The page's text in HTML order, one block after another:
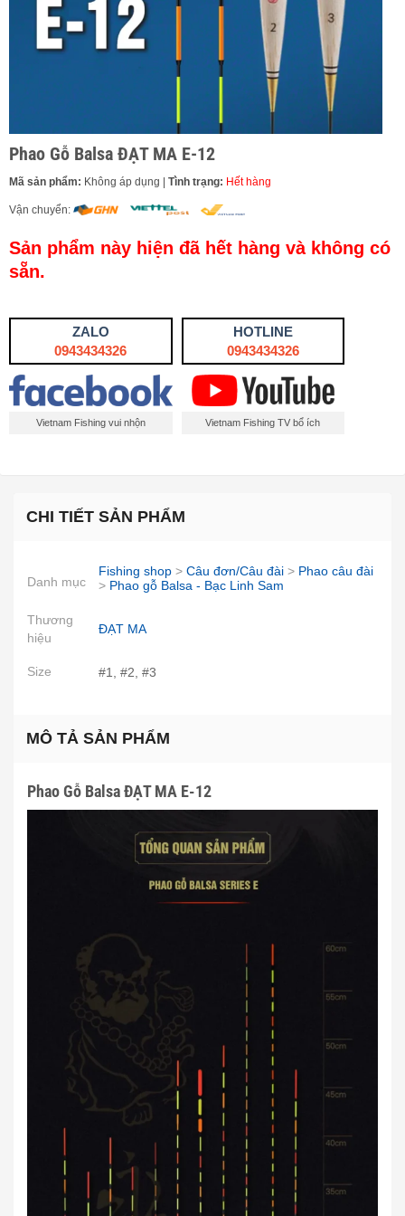
Phao Gỗ Balsa ĐẠT MA E-12
Mã sản phẩm: Không áp dụng | Tình trạng: Hết hàng
Vận chuyển:
Sản phẩm này hiện đã hết hàng và không có
sẵn.
ZALO
0943434326
HOTLINE
0943434326
Vietnam Fishing vui nhộn Vietnam Fishing TV bổ ích
CHI TIẾT SẢN PHẨM
Danh mục
Fishing shop > Câu đơn/Câu đài > Phao câu đài
> Phao gỗ Balsa - Bạc Linh Sam
Thương
hiệu
ĐẠT MA
Size #1, #2, #3
MÔ TẢ SẢN PHẨM
Phao Gỗ Balsa ĐẠT MA E-12